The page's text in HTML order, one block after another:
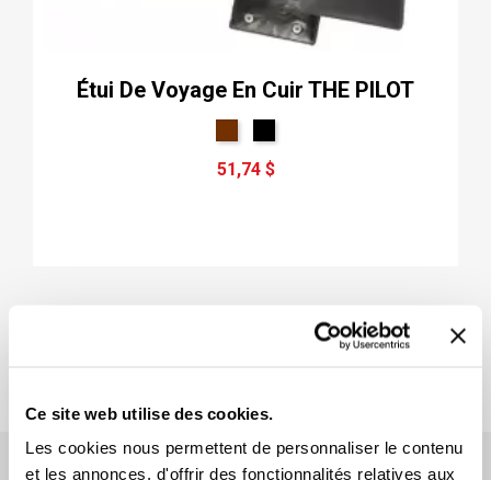
Ce site web utilise des cookies.
Les cookies nous permettent de personnaliser le contenu
et les annonces, d'offrir des fonctionnalités relatives aux
Étui De Voyage En Cuir THE PILOT
51,74 $